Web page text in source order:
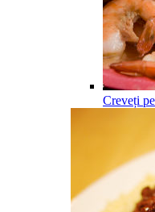
Creveți